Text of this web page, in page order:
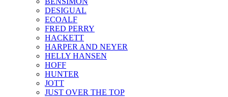
DESIGUAL
ECOALF
FRED PERRY
HACKETT
HARPER AND NEYER
HELLY HANSEN
HOFF
HUNTER
JOTT
JUST OVER THE TOP